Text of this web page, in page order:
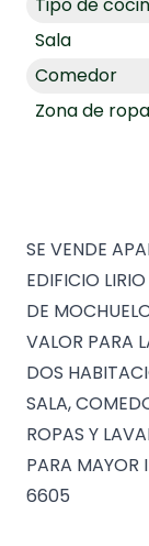
Sala
Comedor
Zona de ropa
SE VENDE
EDIFICIO
DE
VALOR PARA
DOS
SALA,
ROPAS Y
PARA MAYOR
6605